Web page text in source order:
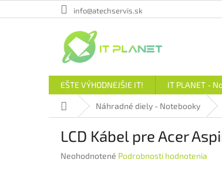
na
info@atechservis.sk
EŠTE VÝHODNEJŠIE IT! IT PLANET -
DomovNáhradné diely - Notebooky
LCD Kábel pre Acer
Priemerné
Neohodnotené Podrobnosti hodnotenia